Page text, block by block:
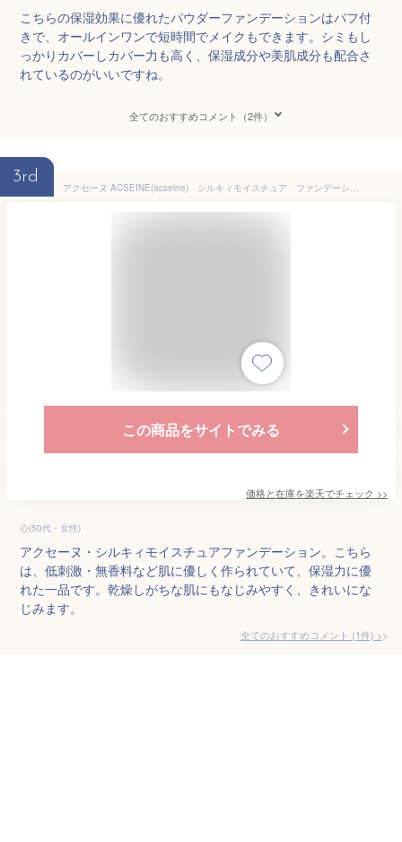
こちらの保湿効果に優れたパウダーファンデーションはパフ付
きで、オールインワンで短時間でメイクもできます。シミもし
っかりカバーしカバー力も高く、保湿成分や美肌成分も配合さ
れているのがいいですね。
全てのおすすめコメント（2件）
3rd
アクセーヌ ACSEINE(acseine) シルキィモイスチュア ファンデーション 詰替え用 パウダーファンデーション ニキビ にきび 乾燥 保湿 敏感肌 エイジング 低刺激 アルコールフリー エタノールフリー 無添加 無香料 無着色 界面活性剤フリー 20代 30代 40代 50代 60代
この商品をサイトでみる
価格と在庫を楽天でチェック >>
心(50代・女性)
アクセーヌ・シルキィモイスチュアファンデーション。こちら
は、低刺激・無香料など肌に優しく作られていて、保湿力に優
れた一品です。乾燥しがちな肌にもなじみやすく、きれいにな
じみます。
全てのおすすめコメント (1件) >